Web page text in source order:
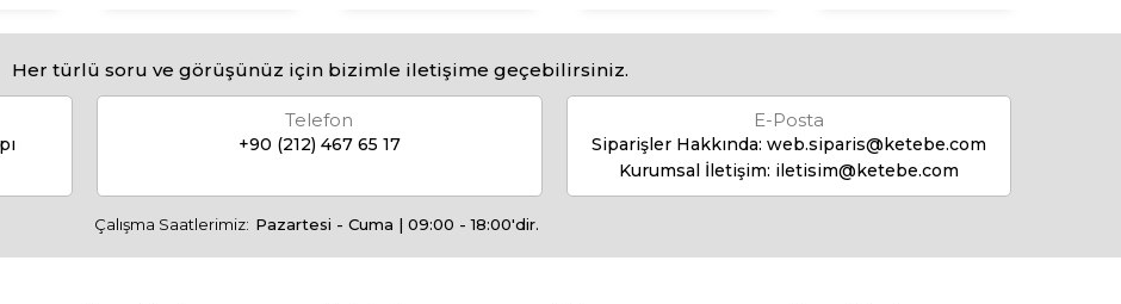
Her türlü soru ve görüşünüz için bizimle iletişime geçebilirsiniz.
Telefon
+90 (212) 467 65 17
E-Posta
Siparişler Hakkında: web.siparis@ketebe.com
Kurumsal İletişim: iletisim@ketebe.com
Çalışma Saatlerimiz: Pazartesi - Cuma | 09:00 - 18:00'dir.